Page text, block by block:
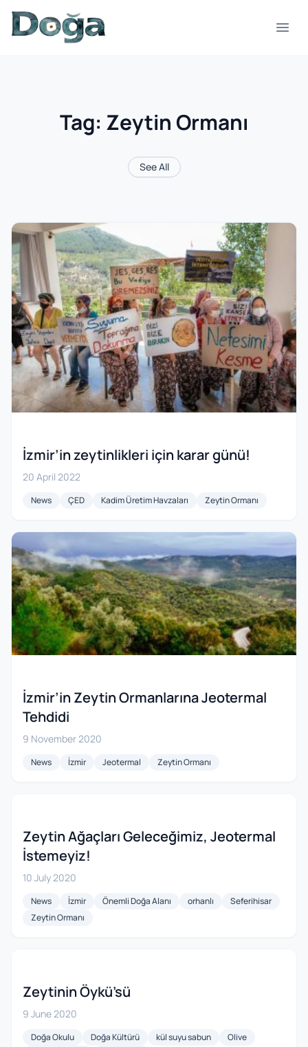
Skip to content
Tag: Zeytin Ormanı
See All
İzmir’in zeytinlikleri için karar günü!
20 April 2022
News ÇED Kadim Üretim Havzaları Zeytin Ormanı
İzmir’in Zeytin Ormanlarına Jeotermal
Tehdidi
9 November 2020
News İzmir Jeotermal Zeytin Ormanı
Zeytin Ağaçları Geleceğimiz, Jeotermal
İstemeyiz!
10 July 2020
News İzmir Önemli Doğa Alanı orhanlı
Seferihisar
Zeytin Ormanı
Zeytinin Öykü’sü
9 June 2020
Doğa Okulu Doğa Kültürü kül suyu sabun
Olive